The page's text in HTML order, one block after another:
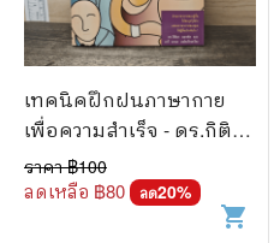
เทคนิคฝึกฝนภาษากาย
เพื่อความสำเร็จ - ดร.กิติมา
อมรทัต, จารี มามะ
ราคา ฿100
ลดเหลือ ฿80 ลด20%
shopping_cart